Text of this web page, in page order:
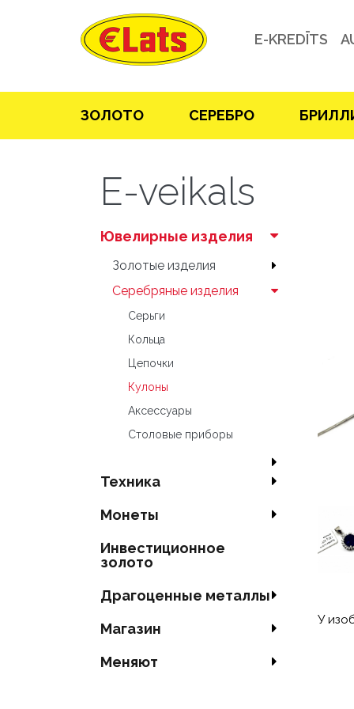
E-KREDĪTS
ЗOЛOТO СЕРЕБРO
E-veikals
Ювелирные изделия
Зoлoтые изделия
Серебряные изделия
Серьги
Кольца
Цепочки
Кулоны
Аксесcуары
Столовые приборы
Техника
Mонеты
Инвестиционное
золото
Драгоценные металлы
Магазин
Меняют
У